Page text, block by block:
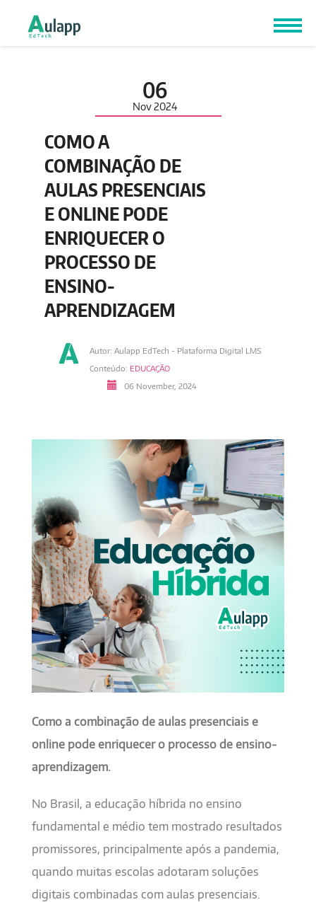
06
Nov2024
COMO A
COMBINAÇÃO DE
AULAS PRESENCIAIS
E ONLINE PODE
ENRIQUECER O
PROCESSO DE
ENSINO-
APRENDIZAGEM
Autor: Aulapp EdTech - Plataforma Digital LMS
Conteúdo: EDUCAÇÃO
06 November, 2024
Como a combinação de aulas presenciais e
online pode enriquecer o processo de ensino-
aprendizagem.
No Brasil, a educação híbrida no ensino
fundamental e médio tem mostrado resultados
promissores, principalmente após a pandemia,
quando muitas escolas adotaram soluções
digitais combinadas com aulas presenciais.